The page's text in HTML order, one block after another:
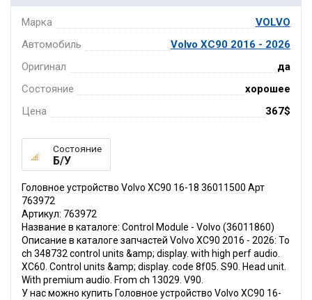
Марка
VOLVO
Автомобиль
Volvo XC90 2016 - 2026
Оригинал
да
Состояние
хорошее
Цена
367$
Состояние
Б/У
Головное устройство Volvo XC90 16-18 36011500 Арт
763972
Артикул: 763972
Название в каталоге: Control Module - Volvo (36011860)
Описание в каталоге запчастей Volvo XC90 2016 - 2026: To
ch 348732 control units &amp; display. with high perf audio.
XC60. Control units &amp; display. code 8f05. S90. Head unit.
With premium audio. From ch 13029. V90.
У нас можно купить Головное устройство Volvo XC90 16-